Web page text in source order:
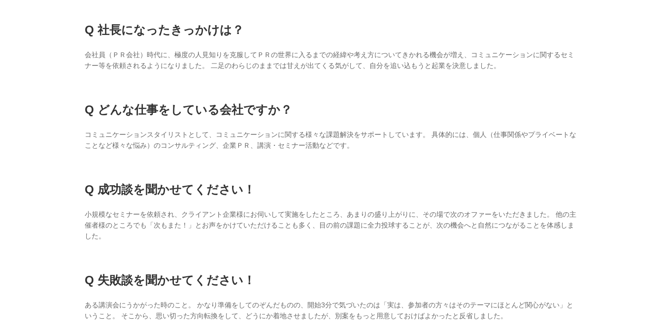
社長になったきっかけは？
会社員（ＰＲ会社）時代に、極度の人見知りを克服してＰＲの世界に入るまでの経緯や考え方についてきかれる機会が増え、コミュニケーションに関するセミ
ナー等を依頼されるようになりました。 二足のわらじのままでは甘えが出てくる気がして、自分を追い込もうと起業を決意しました。
どんな仕事をしている会社ですか？
コミュニケーションスタイリストとして、コミュニケーションに関する様々な課題解決をサポートしています。 具体的には、個人（仕事関係やプライベートな
ことなど様々な悩み）のコンサルティング、企業ＰＲ、講演・セミナー活動などです。
成功談を聞かせてください！
小規模なセミナーを依頼され、クライアント企業様にお伺いして実施をしたところ、あまりの盛り上がりに、その場で次のオファーをいただきました。 他の主
催者様のところでも「次もまた！」とお声をかけていただけることも多く、目の前の課題に全力投球することが、次の機会へと自然につながることを体感しま
した。
失敗談を聞かせてください！
ある講演会にうかがった時のこと。 かなり準備をしてのぞんだものの、開始3分で気づいたのは「実は、参加者の方々はそのテーマにほとんど関心がない」と
いうこと。 そこから、思い切った方向転換をして、どうにか着地させましたが、別案をもっと用意しておけばよかったと反省しました。